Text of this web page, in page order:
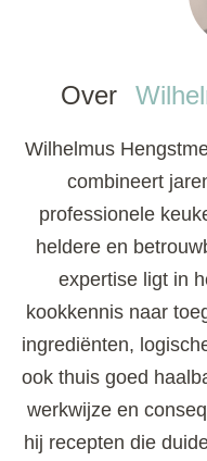
Over
Wilhelmus
combineert
professionele
heldere en
expertise ligt in
kookkennis naar
ingrediënten,
ook thuis goed
werkwijze en
hij recepten die